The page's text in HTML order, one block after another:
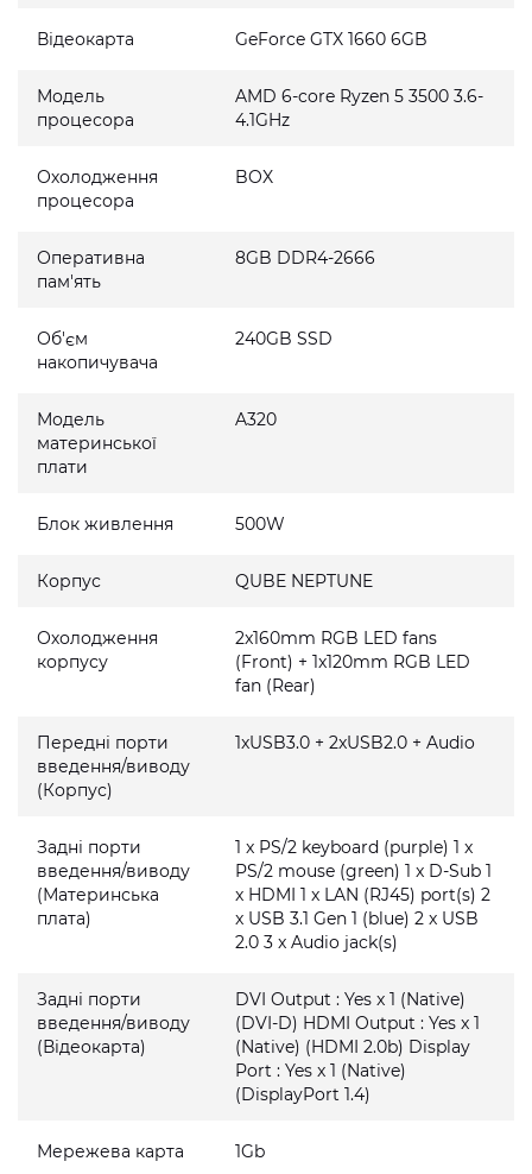
Відеокарта GeForce GTX 1660 6GB
Модель
процесора
AMD 6-core Ryzen 5 3500 3.6-
4.1GHz
Охолодження
процесора
BOX
Оперативна
пам'ять
8GB DDR4-2666
Об'єм
накопичувача
240GB SSD
Модель
материнської
плати
A320
Блок живлення 500W
Корпус QUBE NEPTUNE
Охолодження
корпусу
2x160mm RGB LED fans
(Front) + 1x120mm RGB LED
fan (Rear)
Передні порти
введення/виводу
(Корпус)
1xUSB3.0 + 2xUSB2.0 + Audio
Задні порти
введення/виводу
(Материнська
плата)
1 x PS/2 keyboard (purple) 1 x
PS/2 mouse (green) 1 x D-Sub 1
x HDMI 1 x LAN (RJ45) port(s) 2
x USB 3.1 Gen 1 (blue) 2 x USB
2.0 3 x Audio jack(s)
Задні порти
введення/виводу
(Відеокарта)
DVI Output : Yes x 1 (Native)
(DVI-D) HDMI Output : Yes x 1
(Native) (HDMI 2.0b) Display
Port : Yes x 1 (Native)
(DisplayPort 1.4)
Мережева карта 1Gb